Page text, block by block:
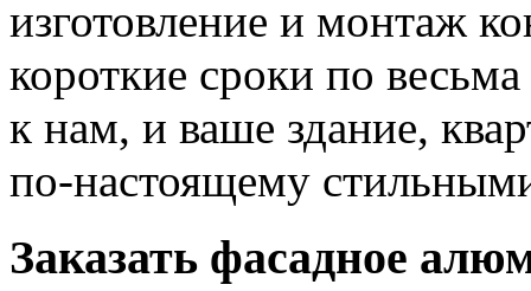
изготовление и монтаж
короткие сроки по
к нам, и ваше здание,
по-настоящему
Заказать фасадное